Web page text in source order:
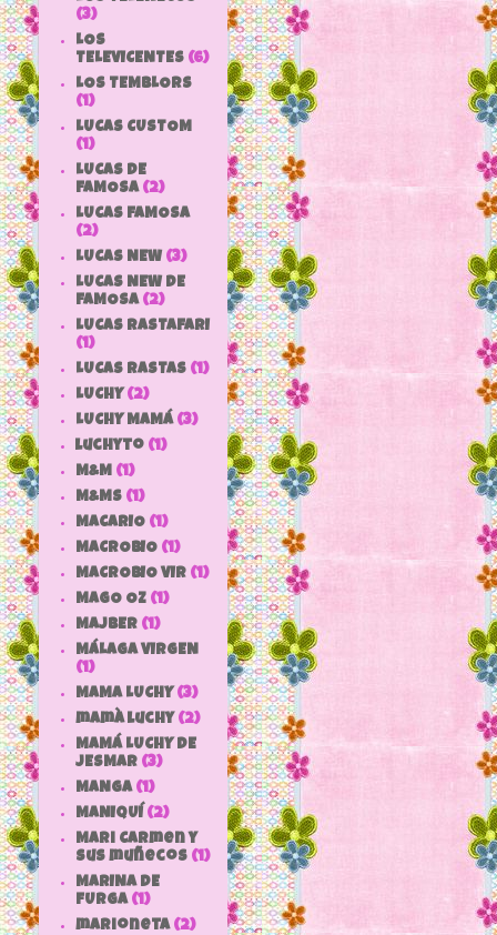
(3)
LOS
TELEVICENTES (6)
LOS TEMBLORS
(1)
LUCAS CUSTOM
(1)
LUCAS DE
FAMOSA (2)
LUCAS FAMOSA
(2)
LUCAS NEW (3)
LUCAS NEW DE
FAMOSA (2)
LUCAS RASTAFARI
(1)
LUCAS RASTAS (1)
LUCHY (2)
LUCHY MAMÁ (3)
luchyto (1)
M&M (1)
M&MS (1)
MACARIO (1)
MACROBIO (1)
MACROBIO VIR (1)
MAGO OZ (1)
MAJBER (1)
MÁLAGA VIRGEN
(1)
MAMA LUCHY (3)
mamà luchy (2)
MAMÁ LUCHY DE
JESMAR (3)
MANGA (1)
MANIQUÍ (2)
Mari Carmen y
sus muñecos (1)
MARINA DE
FURGA (1)
marioneta (2)